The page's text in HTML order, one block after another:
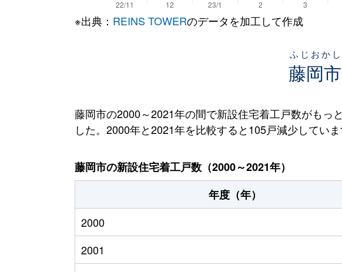
※出典： REINS TOWERのデータを加工して作成
藤岡市
ふじおかし
藤岡市の2000～2021年の間で新設住宅着工戸数がも
した。2000年と2021年を比較すると105戸減少していま
藤岡市の新設住宅着工戸数（2000～2021年）
年度（年）
2000
2001